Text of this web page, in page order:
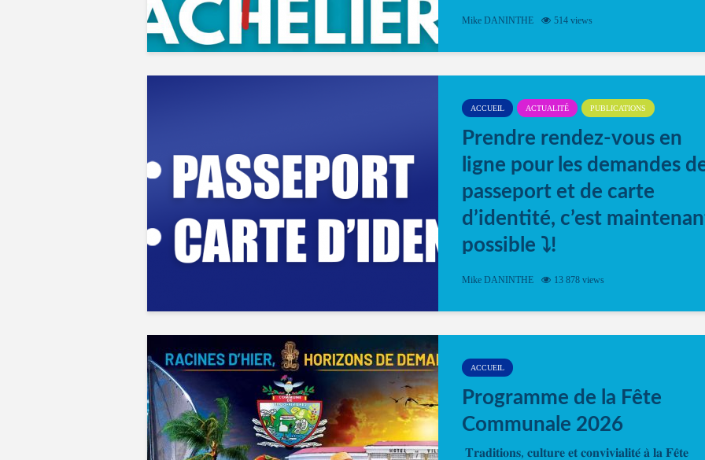
Mike DANINTHE 514 views
ACCUEIL ACTUALITÉ PUBLICATIONS
Prendre rendez-vous en
ligne pour les demandes
passeport et de carte
d’identité, c’est
possible ⤵️!
Désormais, il est possible de prendre rendez-vous
Mike DANINTHE 13 878 views
ACCUEIL
Programme de la Fête
Communale 2026
𝐓𝐫𝐚𝐝𝐢𝐭𝐢𝐨𝐧𝐬, 𝐜𝐮𝐥𝐭𝐮𝐫𝐞 𝐞𝐭 𝐜𝐨𝐧𝐯𝐢𝐯𝐢𝐚𝐥𝐢𝐭𝐞́ 𝐚̀ 𝐥𝐚 𝐅𝐞̂𝐭𝐞